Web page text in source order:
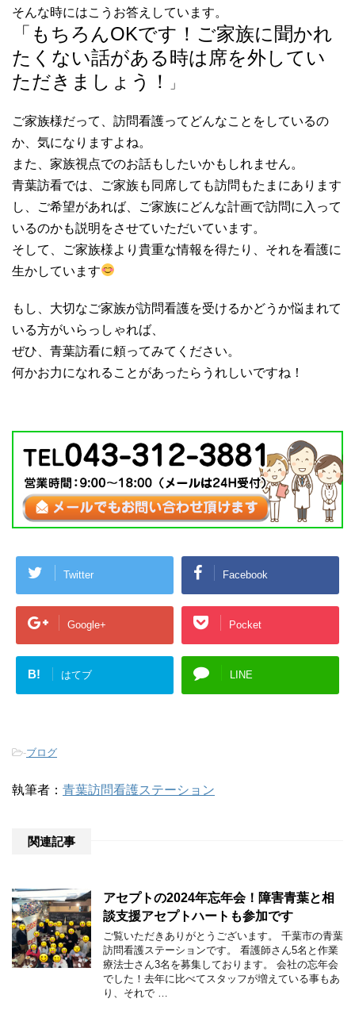
そんな時にはこうお答えしています。
「もちろんOKです！ご家族に聞かれ
たくない話がある時は席を外してい
ただきましょう！
」
ご家族様だって、訪問看護ってどんなことをしているの
か、気になりますよね。
また、家族視点でのお話もしたいかもしれません。
青葉訪看では、ご家族も同席しても訪問もたまにあります
し、ご希望があれば、ご家族にどんな計画で訪問に入って
いるのかも説明をさせていただいています。
そして、ご家族様より貴重な情報を得たり、それを看護に
生かしています
もし、大切なご家族が訪問看護を受けるかどうか悩まれて
いる方がいらっしゃれば、
ぜひ、青葉訪看に頼ってみてください。
何かお力になれることがあったらうれしいですね！
Twitter Facebook
Google+ Pocket
B! はてブ LINE
-ブログ
執筆者： 青葉訪問看護ステーション
関連記事
アセプトの2024年忘年会！障害青葉と相
談支援アセプトハートも参加です
ご覧いただきありがとうございます。 千葉市の青葉
訪問看護ステーションです。 看護師さん5名と作業
療法士さん3名を募集しております。 会社の忘年会
でした！去年に比べてスタッフが増えている事もあ
り、それで …